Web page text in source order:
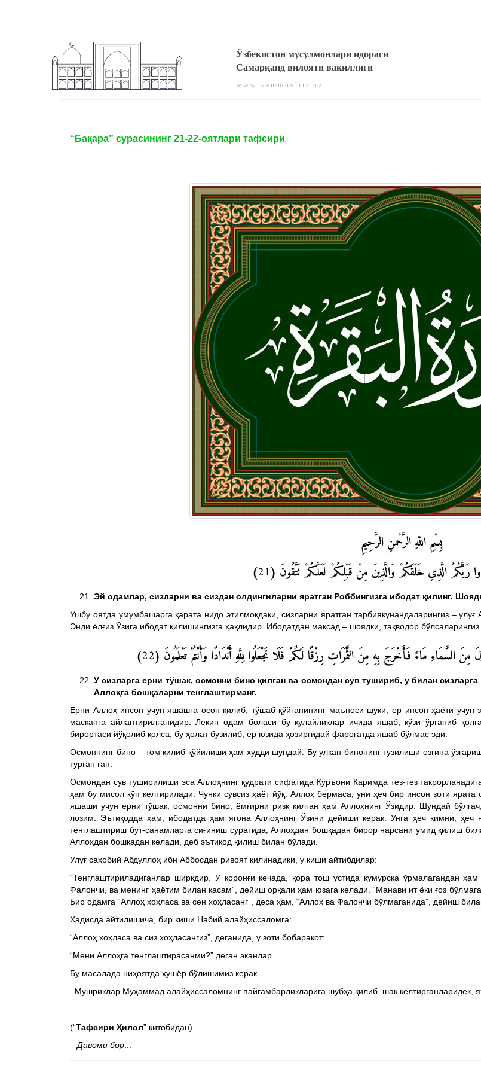
Ўзбекистон мусулмонлари идораси
Самарқанд вилояти вакиллиги
w w w . s a m m u s l i m . u z
“Бақара” сурасининг 21-22-оятлари тафсири
بِسْمِ اللّهِ الرَّحْمنِ الرَّحِيمِ
رَبَّكُمُ الَّذِي خَلَقَكُمْ وَالَّذِينَ مِنْ قَبْلِكُمْ لَعَلَّكُمْ تَتَّقُونَ (21
)
Эй одамлар, сизларни ва сиздан олдингиларни яратган Роббингизга ибодат қилинг.
Ушбу оятда умумбашарга қарата нидо этилмоқдаки, сизларни яратган тарбиякунандаларингиз –
Энди ёлғиз Ўзига ибодат қилишингизга ҳақлидир. Ибодатдан мақсад – шоядки, тақводор бўлсаларингиз.
السَّمَاءِ مَاءً فَأَخْرَجَ بِهِ مِنَ الثَّمَرَاتِ رِزْقًا لَكُمْ فَلَا تَجْعَلُوا لِلَّهِ أَنْدَادًا وَأَنْتُمْ تَعْلَمُونَ (22
)
У сизларга ерни тўшак, осмонни бино қилган ва осмондан сув тушириб, у билан
Аллоҳга бошқаларни тенглаштирманг.
Ерни Аллоҳ инсон учун яшашга осон қилиб, тўшаб қўйганининг маъноси шуки, ер инсон ҳаёти учун
масканга айлантирилганидир. Лекин одам боласи бу қулайликлар ичида яшаб, кўзи ўрганиб
бирортаси йўқолиб қолса, бу ҳолат бузилиб, ер юзида ҳозиргидай фароғатда яшаб бўлмас эди.
Осмоннинг бино – том қилиб қўйилиши ҳам худди шундай. Бу улкан бинонинг тузилиши озгина
турган гап.
Осмондан сув туширилиши эса Аллоҳнинг қудрати сифатида Қуръони Каримда тез-тез
ҳам бу мисол кўп келтирилади. Чунки сувсиз ҳаёт йўқ. Аллоҳ бермаса, уни ҳеч бир инсон зоти
яшаши учун ерни тўшак, осмонни бино, ёмғирни ризқ қилган ҳам Аллоҳнинг Ўзидир. Шундай
лозим. Эътиқодда ҳам, ибодатда ҳам ягона Аллоҳнинг Ўзини дейиши керак. Унга ҳеч кимни, ҳеч
тенглаштириш бут-санамларга сиғиниш суратида, Аллоҳдан бошқадан бирор нарсани умид қилиш
Аллоҳдан бошқадан келади, деб эътиқод қилиш билан бўлади.
Улуғ саҳобий Абдуллоҳ ибн Аббосдан ривоят қилинадики, у киши айтибдилар:
“Тенглаштириладиганлар ширкдир. У қоронғи кечада, қора тош устида қумурсқа ўрмалагандан
Фалончи, ва менинг ҳаётим билан қасам”, дейиш орқали ҳам юзага келади. “Манави ит ёки ғоз
Бир одамга “Аллоҳ хоҳласа ва сен хоҳласанг”, деса ҳам, “Аллоҳ ва Фалончи бўлмаганида”, дейиш
Ҳадисда айтилишича, бир киши Набий алайҳиссаломга:
“Аллоҳ хоҳласа ва сиз хоҳласангиз”, деганида, у зоти бобаракот:
“Мени Аллоҳга тенглаштирасанми?” деган эканлар.
Бу масалада ниҳоятда ҳушёр бўлишимиз керак.
Мушриклар Муҳаммад алайҳиссаломнинг пайғамбарликларига шубҳа қилиб, шак келтирганларидек,
(“Тафсири Ҳилол” китобидан)
Давоми бор